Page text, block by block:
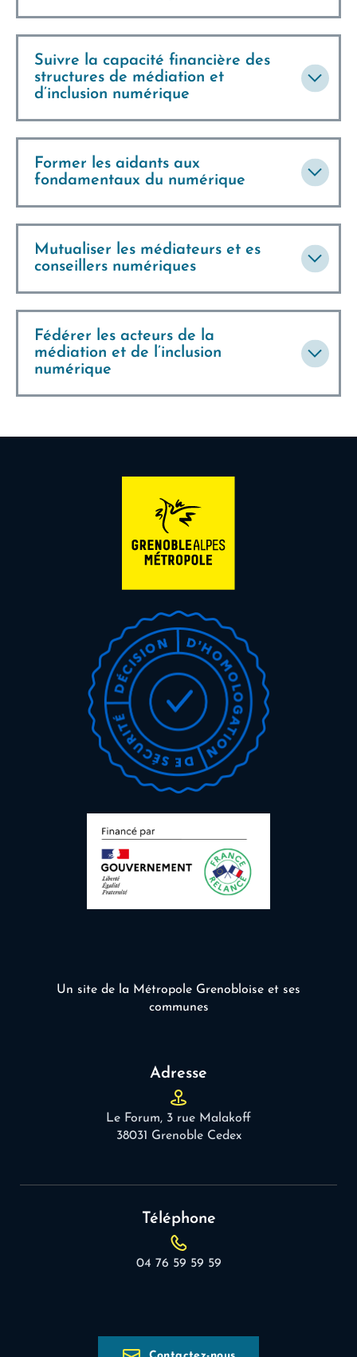
Suivre la capacité financière des
structures de médiation et
d’inclusion numérique
Former les aidants aux
fondamentaux du numérique
Mutualiser les médiateurs et es
conseillers numériques
Fédérer les acteurs de la
médiation et de l’inclusion
numérique
Un site de la Métropole Grenobloise et ses
communes
Adresse
Le Forum, 3 rue Malakoff
38031 Grenoble Cedex
Téléphone
04 76 59 59 59